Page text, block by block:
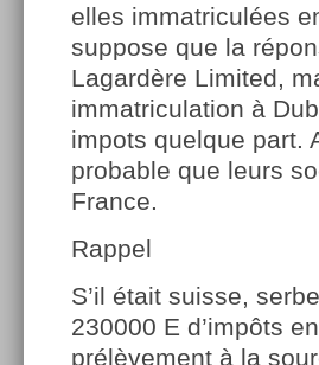
elles immatriculées
suppose que la
Lagardère Limited,
immatriculation à
impots quelque part.
probable que leurs
France.
Rappel
S’il était suisse,
230000 E d’impôts
prélèvement à la